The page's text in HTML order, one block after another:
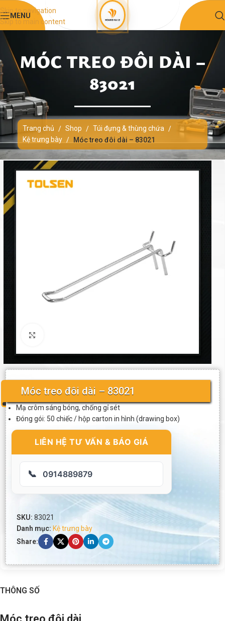
Skip to navigation
Skip to main content
MENU
MÓC TREO ĐÔI DÀI –
83021
Trang chủ / Shop / Túi đựng & thùng chứa /
Kệ trưng bày / Móc treo đôi dài – 83021
Móc treo đôi dài – 83021
Mạ crôm sáng bóng, chống gỉ sét
Đóng gói: 50 chiếc / hộp carton in hình (drawing box)
LIÊN HỆ TƯ VẤN & BÁO GIÁ
📞 0914889879
SKU: 83021
Danh mục: Kệ trưng bày
Share:
THÔNG SỐ